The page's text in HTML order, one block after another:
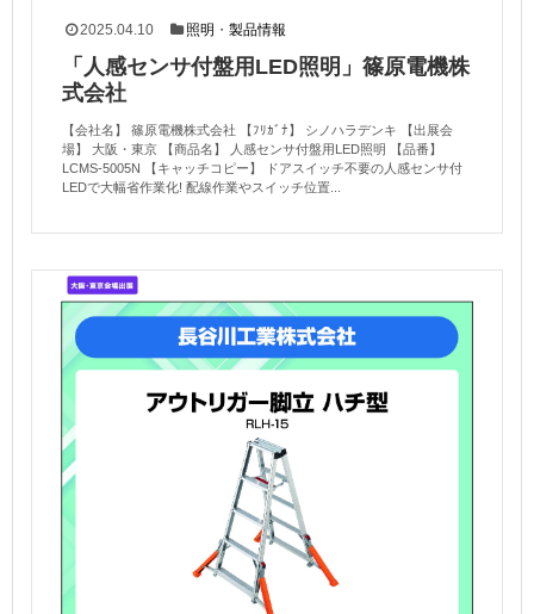
2025.04.10 照明 ・製品情報
「人感センサ付盤用LED照明」篠原電機株
式会社
【会社名】 篠原電機株式会社 【ﾌﾘｶﾞﾅ】 シノハラデンキ 【出展会
場】 大阪・東京 【商品名】 人感センサ付盤用LED照明 【品番】
LCMS-5005N 【キャッチコピー】 ドアスイッチ不要の人感センサ付
LEDで大幅省作業化! 配線作業やスイッチ位置...